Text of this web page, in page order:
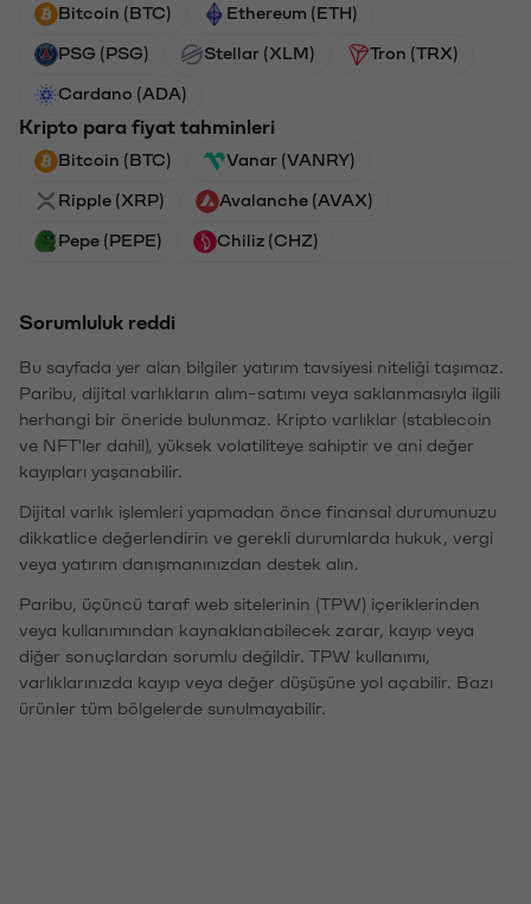
Bitcoin (BTC) Ethereum (ETH)
PSG (PSG) Stellar (XLM) Tron (TRX)
Cardano (ADA)
Kripto para fiyat tahminleri
Bitcoin (BTC) Vanar (VANRY)
Ripple (XRP) Avalanche (AVAX)
Pepe (PEPE) Chiliz (CHZ)
Sorumluluk reddi
Bu sayfada yer alan bilgiler yatırım tavsiyesi niteliği taşımaz.
Paribu, dijital varlıkların alım-satımı veya saklanmasıyla ilgili
herhangi bir öneride bulunmaz. Kripto varlıklar (stablecoin
ve NFT'ler dahil), yüksek volatiliteye sahiptir ve ani değer
kayıpları yaşanabilir.
Dijital varlık işlemleri yapmadan önce finansal durumunuzu
dikkatlice değerlendirin ve gerekli durumlarda hukuk, vergi
veya yatırım danışmanınızdan destek alın.
Paribu, üçüncü taraf web sitelerinin (TPW) içeriklerinden
veya kullanımından kaynaklanabilecek zarar, kayıp veya
diğer sonuçlardan sorumlu değildir. TPW kullanımı,
varlıklarınızda kayıp veya değer düşüşüne yol açabilir. Bazı
ürünler tüm bölgelerde sunulmayabilir.